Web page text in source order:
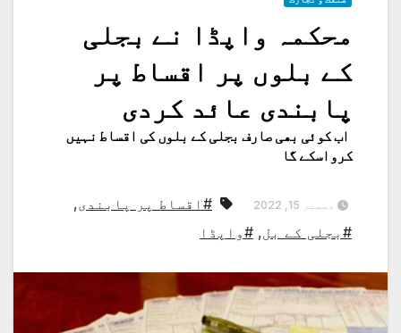
محکمہ واپڈا نے بجلی
کے بلوں پر اقساط پر
پابندی عائد کردی
اب کوئی بھی صارف بجلی کے بلوں کی اقساط نہیں
کرواسکے گا
دسمبر 15, 2022 #اقساط پر پابندی,
#بجلی کے بل, #واپڈا